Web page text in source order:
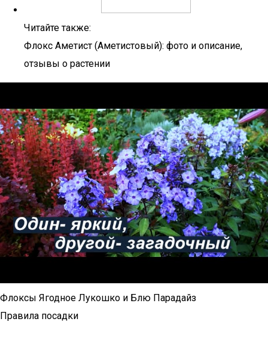
Читайте также:
Флокс Аметист (Аметистовый): фото и описание,
отзывы о растении
Флоксы Ягодное Лукошко и Блю Парадайз
Правила посадки